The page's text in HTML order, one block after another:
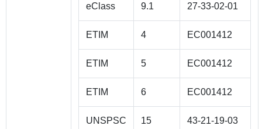
eClass 9.1 27-33-02-01
ETIM 4 EC001412
ETIM 5 EC001412
ETIM 6 EC001412
UNSPSC 15 43-21-19-03